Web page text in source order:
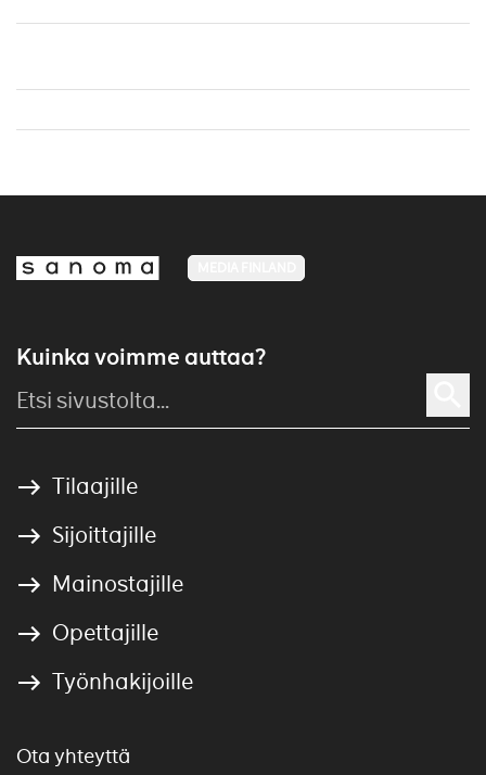
Kuinka voimme auttaa?
Tilaajille
Sijoittajille
Mainostajille
Opettajille
Työnhakijoille
Ota yhteyttä